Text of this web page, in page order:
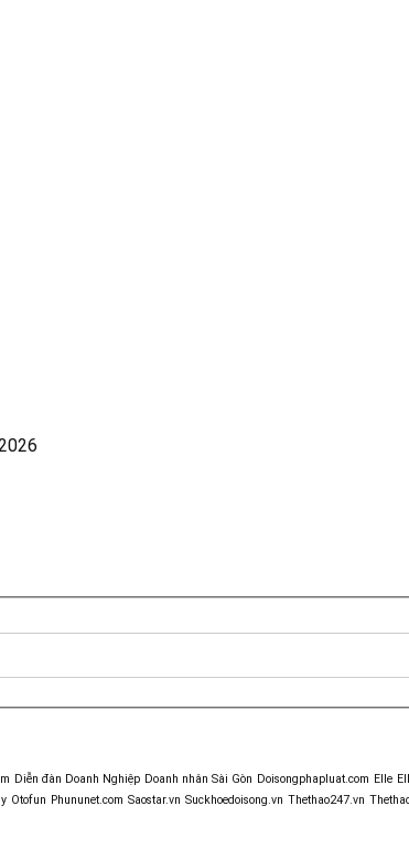
Diễn đàn Doanh Nghiệp Doanh nhân Sài Gòn Doisongphapluat.com Elle
Otofun Phununet.com Saostar.vn Suckhoedoisong.vn Thethao247.vn